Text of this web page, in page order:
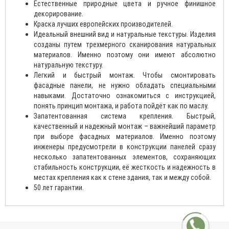
Естественные природные цвета и ручное финишное
декорирование.
Краска лучших европейских производителей.
Идеальный внешний вид и натуральные текстуры. Изделия
созданы путем трехмерного сканирования натуральных
материалов. Именно поэтому они имеют абсолютно
натуральную текстуру.
Легкий и быстрый монтаж. Чтобы смонтировать
фасадные панели, не нужно обладать специальными
навыками. Достаточно ознакомиться с инструкцией,
понять принцип монтажа, и работа пойдёт как по маслу.
Запатентованная система крепления. Быстрый,
качественный и надежный монтаж – важнейший параметр
при выборе фасадных материалов. Именно поэтому
инженеры предусмотрели в конструкции панелей сразу
несколько запатентованных элементов, сохраняющих
стабильность конструкции, её жесткость и надежность в
местах крепления как к стене здания, так и между собой.
50 лет гарантии.